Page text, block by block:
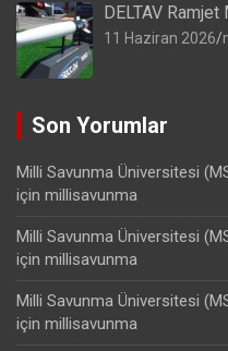
DELTAV
11 Haziran 2026
Son Yorumlar
Milli Savunma Üniversitesi
için millisavunma
Milli Savunma Üniversitesi
için millisavunma
Milli Savunma Üniversitesi
için millisavunma